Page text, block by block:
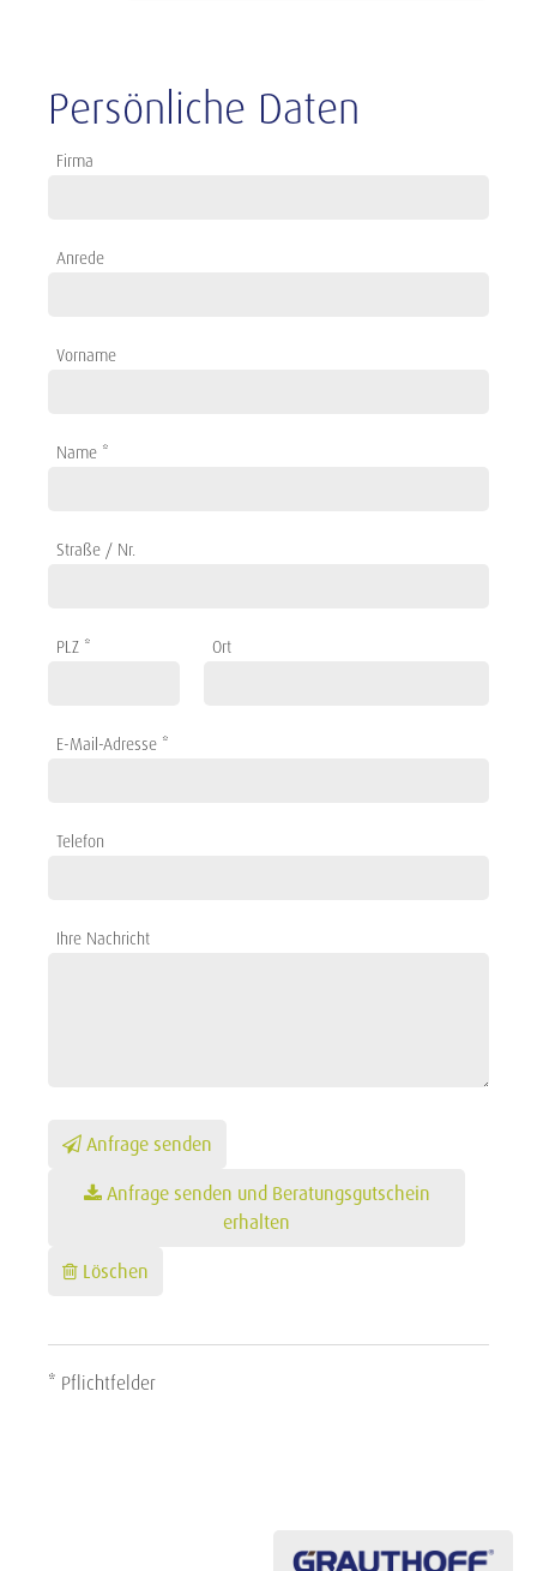
Persönliche Daten
Firma
Anrede
Vorname
Name *
Straße / Nr.
PLZ * Ort
E-Mail-Adresse *
Telefon
Ihre Nachricht
Anfrage senden
Anfrage senden und Beratungsgutschein
erhalten
Löschen
* Pflichtfelder